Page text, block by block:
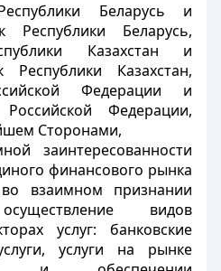
Беларусь и
Республики Беларусь,
Казахстан и
Казахстан,
Федерации и
Федерации,
Сторонами,
заинтересованности
финансового рынка
во взаимном признании
видов
услуг: банковские
услуги на рынке